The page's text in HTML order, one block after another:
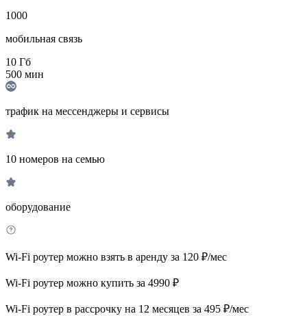
1000
мобильная связь
10 Гб
500 мин
трафик на мессенджеры и сервисы
10 номеров на семью
оборудование
Wi-Fi роутер можно взять в аренду за 120 ₽/мес
Wi-Fi роутер можно купить за 4990 ₽
Wi-Fi роутер в рассрочку на 12 месяцев за 495 ₽/мес